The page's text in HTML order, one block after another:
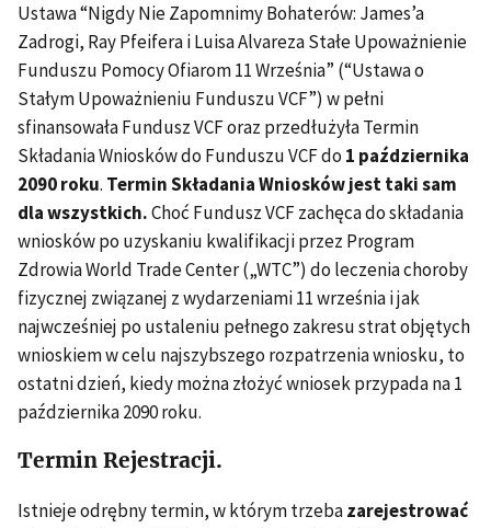
Ustawa “Nigdy Nie Zapomnimy Bohaterów: James’a
Zadrogi, Ray Pfeifera i Luisa Alvareza Stałe Upoważnienie
Funduszu Pomocy Ofiarom 11 Września” (“Ustawa o
Stałym Upoważnieniu Funduszu VCF”) w pełni
sfinansowała Fundusz VCF oraz przedłużyła Termin
Składania Wniosków do Funduszu VCF do 1 października
2090 roku. Termin Składania Wniosków jest taki sam
dla wszystkich.Choć Fundusz VCF zachęca do składania
wniosków po uzyskaniu kwalifikacji przez Program
Zdrowia World Trade Center („WTC”) do leczenia choroby
fizycznej związanej z wydarzeniami 11 września i jak
najwcześniej po ustaleniu pełnego zakresu strat objętych
wnioskiem w celu najszybszego rozpatrzenia wniosku, to
ostatni dzień, kiedy można złożyć wniosek przypada na 1
października 2090 roku.
Termin Rejestracji.
Istnieje odrębny termin, w którym trzebazarejestrować